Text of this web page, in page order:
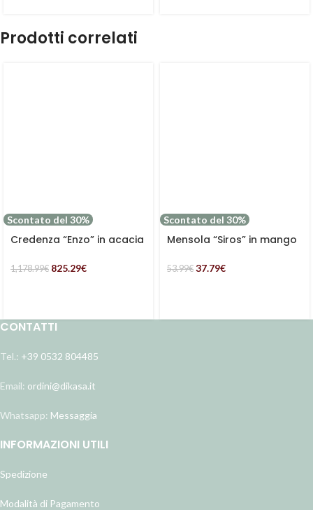
Prodotti correlati
Scontato del 30%
Credenza “Enzo” in acacia
un ripiano
1,178.99€ 825.29€
Scontato del 30%
Mensola “Siros” in mango
53.99€ 37.79€
CONTATTI
Tel.: +39 0532 804485
Email: ordini@dikasa.it
Whatsapp: Messaggia
INFORMAZIONI UTILI
Spedizione
Modalità di Pagamento